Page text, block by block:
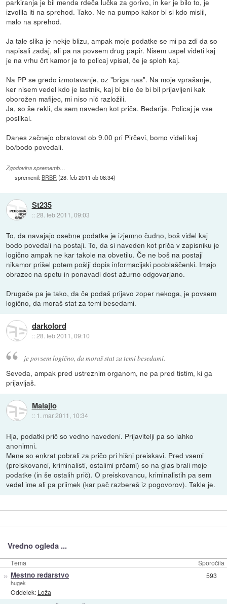
izvolila iti na sprehod. Tako. Ne na pumpo kakor bi si kdo mislil,
malo na sprehod.
Ja tale slika je nekje blizu, ampak moje podatke se mi pa zdi da so
napisali zadaj, ali pa na povsem drug papir. Nisem uspel videti kaj
je na vrhu črt kamor je to policaj vpisal, če je sploh kaj.
Na PP se gredo izmotavanje, oz "briga nas". Na moje vprašanje,
ker nisem vedel kdo je lastnik, kaj bi bilo če bi bil prijavljeni kak
oborožen mafijec, mi niso nič razložili.
Ja, so še rekli, da sem naveden kot priča. Bedarija. Policaj je vse
poslikal.
Danes začnejo obratovat ob 9.00 pri Pirčevi, bomo videli kaj
bo/bodo povedali.
Zgodovina sprememb…
spremenil: BRBR (28. feb 2011 ob 08:34)
St235
::28. feb 2011, 09:03
To, da navajajo osebne podatke je izjemno čudno, boš videl kaj
bodo povedali na postaji. To, da si naveden kot priča v zapisniku je
logično ampak ne kar takole na obvetilu. Če ne boš na postaji
nikamor prišel potem pošlji dopis informacijski pooblaščenki. Imajo
obrazec na spetu in ponavadi dost ažurno odgovarjano.
Drugače pa je tako, da če podaš prijavo zoper nekoga, je povsem
logično, da moraš stat za temi besedami.
darkolord
::28. feb 2011, 09:10
je povsem logično, da moraš stat za temi besedami.
Seveda, ampak pred ustreznim organom, ne pa pred tistim, ki ga
prijavljaš.
Malajlo
:: 1. mar 2011, 10:34
Hja, podatki prič so vedno navedeni. Prijavitelji pa so lahko
anonimni.
Mene so enkrat pobrali za pričo pri hišni preiskavi. Pred vsemi
(preiskovanci, kriminalisti, ostalimi prčami) so na glas brali moje
podatke (in še ostalih prič). O preiskovancu, kriminalistih pa sem
vedel ime ali pa priimek (kar pač razbereš iz pogovorov). Takle je.
Vredno ogleda ...
Tema Sporočila
» Mestno redarstvo
hugek
Oddelek: Loža
593